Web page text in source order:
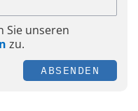
Sie unseren
zu.
ABSENDEN